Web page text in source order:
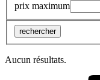
prix maximum
rechercher
Aucun résultats.